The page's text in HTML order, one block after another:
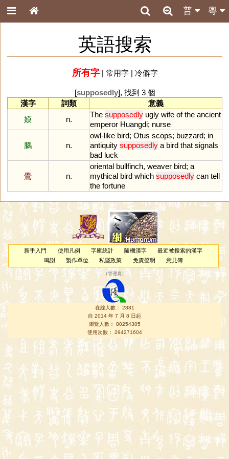
粵
普
英語搜索
所有字| 常用字| 冷僻字
[supposedly], 找到 3 個
漢字
詞類
意義
嫫
n.
The supposedly ugly wife of the ancient
emperor Huangdi; nurse
鵩 n.
owl-like bird; Otus scops; buzzard; in
antiquity supposedly a bird that signals
bad luck
鷽 n.
oriental bullfinch, weaver bird; a
mythical bird which supposedly can tell
the fortune
新手入門 使用凡例 字庫統計 隨機漢字
最近被搜索的漢字
鳴謝
製作單位 私隱政策 免責聲明 意見簿
（管理員 ）
在線人數： 2881
自 2014 年 7 月 8 日起
瀏覽人數： 80254305
使用次數： 294271604